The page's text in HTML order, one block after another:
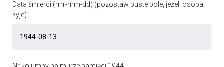
Data śmierci (rrrr-mm-dd) (pozostaw puste pole, jeżeli osoba
żyje)